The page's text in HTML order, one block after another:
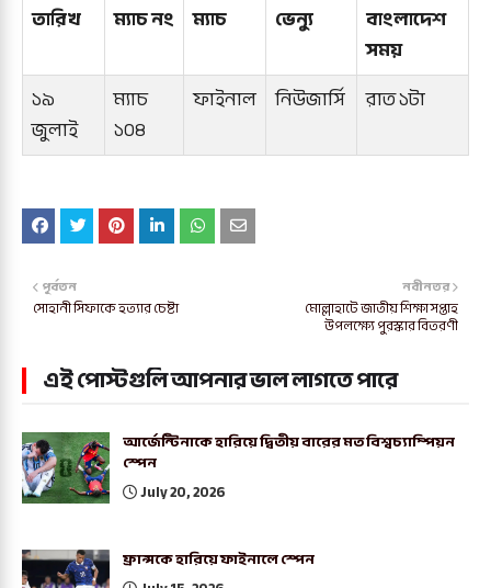
তারিখ ম্যাচ নং ম্যাচ ভেন্যু
বাংলাদেশ
সময়
১৯
জুলাই
ম্যাচ
১০৪
ফাইনাল নিউজার্সি রাত ১টা
নবীনতর
মোল্লাহাটে জাতীয় শিক্ষা সপ্তাহ
উপলক্ষ্যে পুরস্কার বিতরণী
পূর্বতন
সোহানী সিফাকে হত্যার চেষ্টা
এই পোস্টগুলি আপনার ভাল লাগতে পারে
আর্জেন্টিনাকে হারিয়ে দ্বিতীয় বারের মত বিশ্বচ্যাম্পিয়ন
স্পেন
July 20, 2026
ফ্রান্সকে হারিয়ে ফাইনালে স্পেন